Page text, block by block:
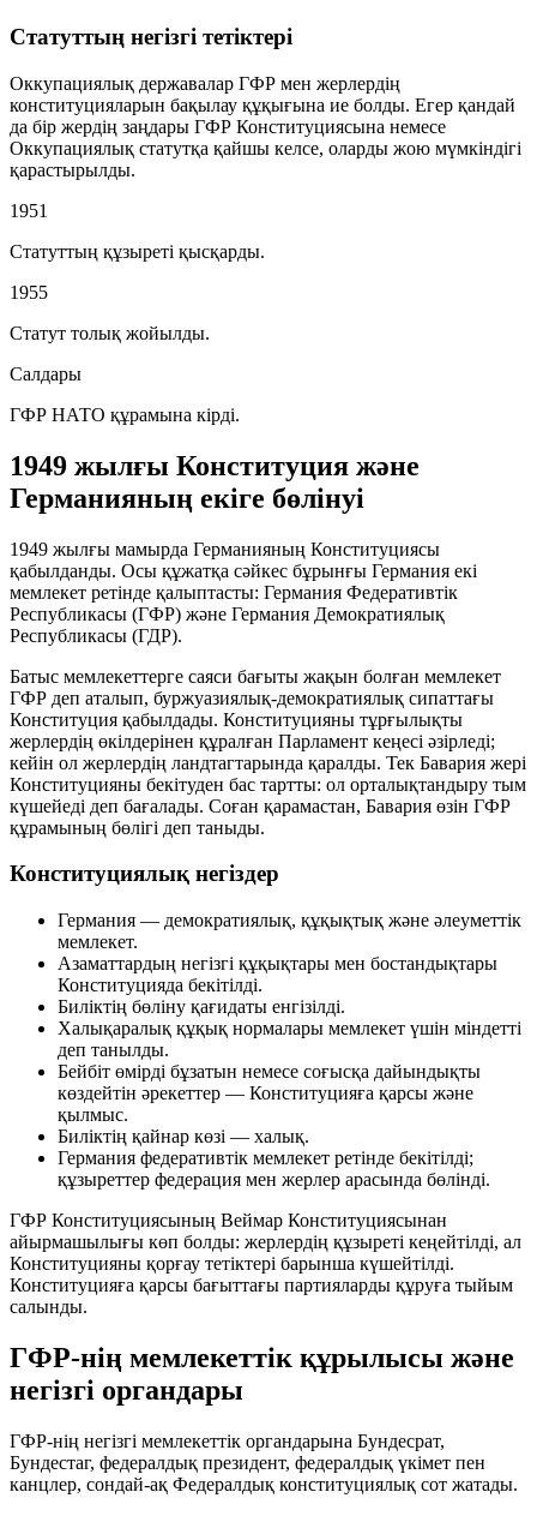
Статуттың негізгі тетіктері
Оккупациялық державалар ГФР мен жерлердің
конституцияларын бақылау құқығына ие болды. Егер қандай
да бір жердің заңдары ГФР Конституциясына немесе
Оккупациялық статутқа қайшы келсе, оларды жою мүмкіндігі
қарастырылды.
1951
Статуттың құзыреті қысқарды.
1955
Статут толық жойылды.
Салдары
ГФР НАТО құрамына кірді.
1949 жылғы Конституция және
Германияның екіге бөлінуі
1949 жылғы мамырда Германияның Конституциясы
қабылданды. Осы құжатқа сәйкес бұрынғы Германия екі
мемлекет ретінде қалыптасты: Германия Федеративтік
Республикасы (ГФР) және Германия Демократиялық
Республикасы (ГДР).
Батыс мемлекеттерге саяси бағыты жақын болған мемлекет
ГФР деп аталып, буржуазиялық-демократиялық сипаттағы
Конституция қабылдады. Конституцияны тұрғылықты
жерлердің өкілдерінен құралған Парламент кеңесі әзірледі;
кейін ол жерлердің ландтагтарында қаралды. Тек Бавария жері
Конституцияны бекітуден бас тартты: ол орталықтандыру тым
күшейеді деп бағалады. Соған қарамастан, Бавария өзін ГФР
құрамының бөлігі деп таныды.
Конституциялық негіздер
Германия — демократиялық, құқықтық және әлеуметтік
мемлекет.
Азаматтардың негізгі құқықтары мен бостандықтары
Конституцияда бекітілді.
Биліктің бөліну қағидаты енгізілді.
Халықаралық құқық нормалары мемлекет үшін міндетті
деп танылды.
Бейбіт өмірді бұзатын немесе соғысқа дайындықты
көздейтін әрекеттер — Конституцияға қарсы және
қылмыс.
Биліктің қайнар көзі — халық.
Германия федеративтік мемлекет ретінде бекітілді;
құзыреттер федерация мен жерлер арасында бөлінді.
ГФР Конституциясының Веймар Конституциясынан
айырмашылығы көп болды: жерлердің құзыреті кеңейтілді, ал
Конституцияны қорғау тетіктері барынша күшейтілді.
Конституцияға қарсы бағыттағы партияларды құруға тыйым
салынды.
ГФР-нің мемлекеттік құрылысы және
негізгі органдары
ГФР-нің негізгі мемлекеттік органдарына Бундесрат,
Бундестаг, федералдық президент, федералдық үкімет пен
канцлер, сондай-ақ Федералдық конституциялық сот жатады.